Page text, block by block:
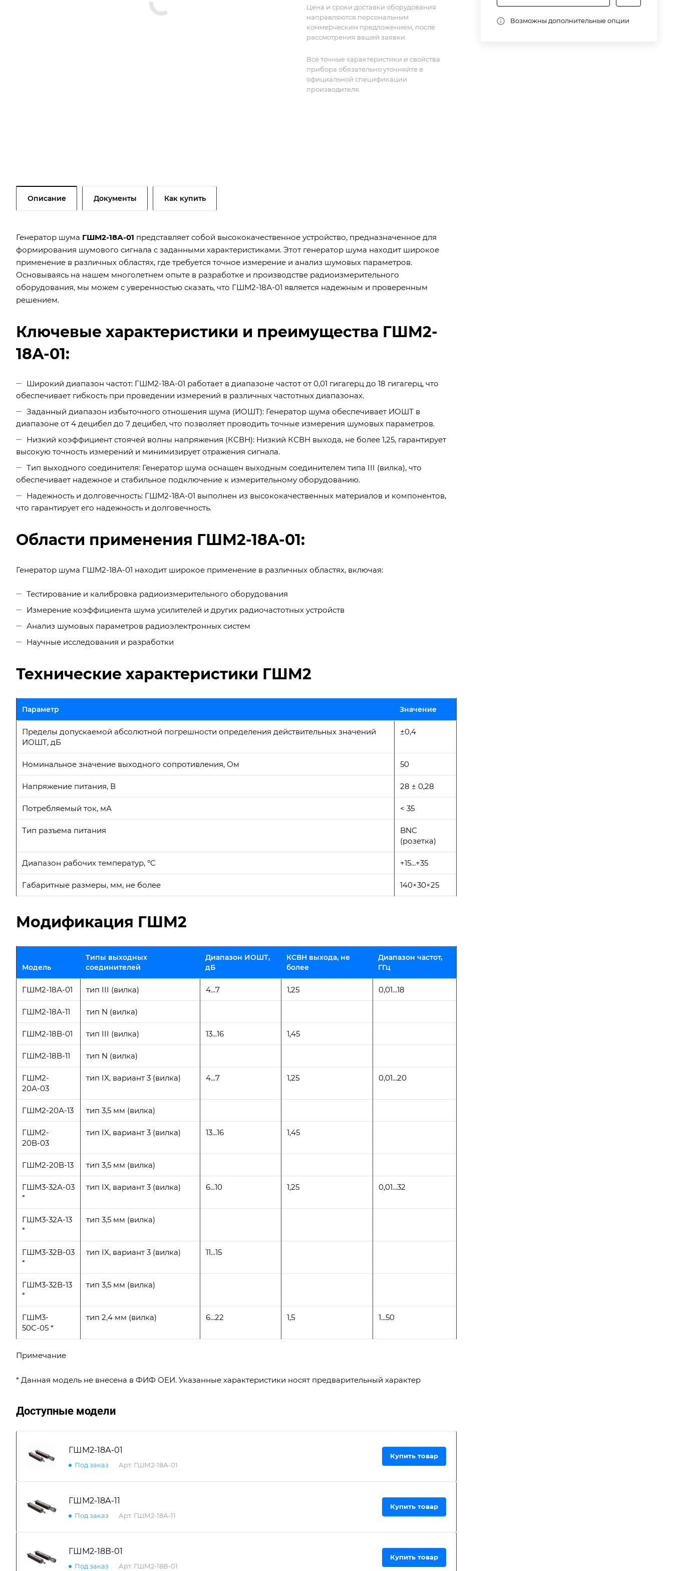
Возможны дополнительные опции
точное измерение и анализ шумовых
параметров.
Цена и сроки доставки оборудования
направляются персональным
коммерческим предложением, после
рассмотрения вашей заявки.
Все точные характеристики и свойства
прибора обязательно уточняйте в
официальной спецификации
производителя.
Описание Документы Как купить
Генератор шума ГШМ2-18А-01 представляет собой высококачественное устройство, предназначенное для
формирования шумового сигнала с заданными характеристиками. Этот генератор шума находит широкое
применение в различных областях, где требуется точное измерение и анализ шумовых параметров.
Основываясь на нашем многолетнем опыте в разработке и производстве радиоизмерительного
оборудования, мы можем с уверенностью сказать, что ГШМ2-18А-01 является надежным и проверенным
решением.
Ключевые характеристики и преимущества ГШМ2-
18А-01:
Широкий диапазон частот: ГШМ2-18А-01 работает в диапазоне частот от 0,01 гигагерц до 18 гигагерц, что
обеспечивает гибкость при проведении измерений в различных частотных диапазонах.
Заданный диапазон избыточного отношения шума (ИОШТ): Генератор шума обеспечивает ИОШТ в
диапазоне от 4 децибел до 7 децибел, что позволяет проводить точные измерения шумовых параметров.
Низкий коэффициент стоячей волны напряжения (КСВН): Низкий КСВН выхода, не более 1,25, гарантирует
высокую точность измерений и минимизирует отражения сигнала.
Тип выходного соединителя: Генератор шума оснащен выходным соединителем типа III (вилка), что
обеспечивает надежное и стабильное подключение к измерительному оборудованию.
Надежность и долговечность: ГШМ2-18А-01 выполнен из высококачественных материалов и компонентов,
что гарантирует его надежность и долговечность.
Области применения ГШМ2-18А-01:
Генератор шума ГШМ2-18А-01 находит широкое применение в различных областях, включая:
Тестирование и калибровка радиоизмерительного оборудования
Измерение коэффициента шума усилителей и других радиочастотных устройств
Анализ шумовых параметров радиоэлектронных систем
Научные исследования и разработки
Технические характеристики ГШМ2
Параметр Значение
Пределы допускаемой абсолютной погрешности определения действительных значений
ИОШТ, дБ
±0,4
Номинальное значение выходного сопротивления, Ом 50
Напряжение питания, В 28 ± 0,28
Потребляемый ток, мА < 35
Тип разъема питания
BNC
(розетка)
Диапазон рабочих температур, °C +15...+35
Габаритные размеры, мм, не более 140×30×25
Модификация ГШМ2
Модель
Типы выходных
соединителей
Диапазон ИОШТ,
дБ
КСВН выхода, не
более
Диапазон частот,
ГГц
ГШМ2-18А-01 тип III (вилка) 4...7 1,25 0,01...18
ГШМ2-18А-11 тип N (вилка)
ГШМ2-18В-01 тип III (вилка) 13...16 1,45
ГШМ2-18В-11 тип N (вилка)
ГШМ2-
20А-03
тип IX, вариант 3 (вилка) 4...7 1,25 0,01...20
ГШМ2-20А-13 тип 3,5 мм (вилка)
ГШМ2-
20В-03
тип IX, вариант 3 (вилка) 13...16 1,45
ГШМ2-20В-13 тип 3,5 мм (вилка)
ГШМ3-32А-03
*
тип IX, вариант 3 (вилка) 6...10 1,25 0,01...32
ГШМ3-32А-13
*
тип 3,5 мм (вилка)
ГШМ3-32В-03
*
тип IX, вариант 3 (вилка) 11...15
ГШМ3-32В-13
*
тип 3,5 мм (вилка)
ГШМ3-
50С-05 *
тип 2,4 мм (вилка) 6...22 1,5 1...50
Примечание
* Данная модель не внесена в ФИФ ОЕИ. Указанные характеристики носят предварительный характер
Доступные модели
ГШМ2-18А-01
Под заказ Арт. ГШМ2-18А-01
Купить товар
ГШМ2-18А-11
Под заказ Арт. ГШМ2-18А-11
Купить товар
ГШМ2-18В-01
Под заказ Арт. ГШМ2-18В-01
Купить товар